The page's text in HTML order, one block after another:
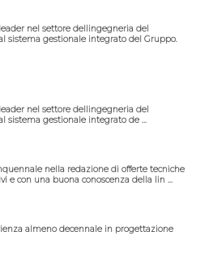
leader nel settore dellingegneria del
sistema gestionale integrato del Gruppo.
leader nel settore dellingegneria del
sistema gestionale integrato de ...
nella redazione di offerte tecniche
e con una buona conoscenza della lin ...
almeno decennale in progettazione